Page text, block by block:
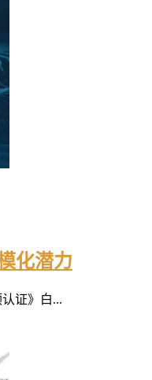
化潜力
证》白...